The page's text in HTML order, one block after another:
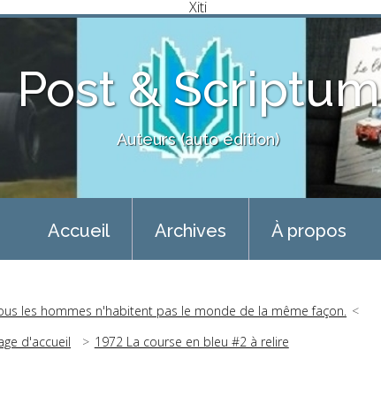
Xiti
Post & Scriptum
Auteurs (auto édition)
Accueil Archives À propos
les hommes n'habitent pas le monde de la même façon.
d'accueil
1972 La course en bleu #2 à relire